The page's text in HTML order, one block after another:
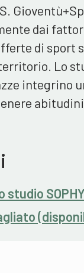
dai
di sport
Lo
integrino